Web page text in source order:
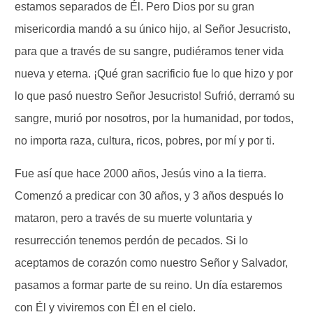
estamos separados de Él. Pero Dios por su gran
misericordia mandó a su único hijo, al Señor Jesucristo,
para que a través de su sangre, pudiéramos tener vida
nueva y eterna. ¡Qué gran sacrificio fue lo que hizo y por
lo que pasó nuestro Señor Jesucristo! Sufrió, derramó su
sangre, murió por nosotros, por la humanidad, por todos,
no importa raza, cultura, ricos, pobres, por mí y por ti.
Fue así que hace 2000 años, Jesús vino a la tierra.
Comenzó a predicar con 30 años, y 3 años después lo
mataron, pero a través de su muerte voluntaria y
resurrección tenemos perdón de pecados. Si lo
aceptamos de corazón como nuestro Señor y Salvador,
pasamos a formar parte de su reino. Un día estaremos
con Él y viviremos con Él en el cielo.